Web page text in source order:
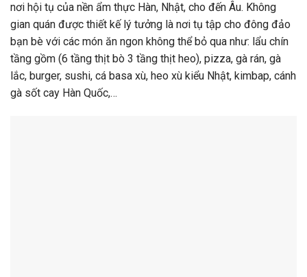
nơi hội tụ của nền ẩm thực Hàn, Nhật, cho đến Âu. Không
gian quán được thiết kế lý tưởng là nơi tụ tập cho đông đảo
bạn bè với các món ăn ngon không thể bỏ qua như: lẩu chín
tầng gồm (6 tầng thịt bò 3 tầng thịt heo), pizza, gà rán, gà
lắc, burger, sushi, cá basa xù, heo xù kiểu Nhật, kimbap, cánh
gà sốt cay Hàn Quốc,…